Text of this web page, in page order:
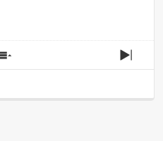
Show
Episodes
Next